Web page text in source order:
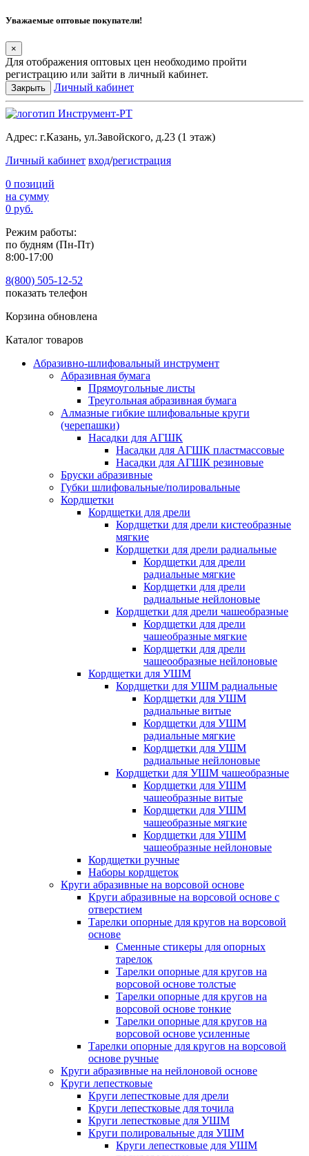
Уважаемые оптовые покупатели!
×
Для отображения оптовых цен необходимо пройти
регистрацию или зайти в личный кабинет.
Закрыть Личный кабинет
Адрес: г.Казань, ул.Завойского, д.23 (1 этаж)
Личный кабинет вход/регистрация
0 позиций
на сумму
0 руб.
Режим работы:
по будням (Пн-Пт)
8:00-17:00
8(800) 505-12-52
показать телефон
Корзина обновлена
Каталог товаров
Абразивно-шлифовальный инструмент
Абразивная бумага
Прямоугольные листы
Треугольная абразивная бумага
Алмазные гибкие шлифовальные круги
(черепашки)
Насадки для АГШК
Насадки для АГШК пластмассовые
Насадки для АГШК резиновые
Бруски абразивные
Губки шлифовальные/полировальные
Кордщетки
Кордщетки для дрели
Кордщетки для дрели кистеобразные
мягкие
Кордщетки для дрели радиальные
Кордщетки для дрели
радиальные мягкие
Кордщетки для дрели
радиальные нейлоновые
Кордщетки для дрели чашеобразные
Кордщетки для дрели
чашеобразные мягкие
Кордщетки для дрели
чашеообразные нейлоновые
Кордщетки для УШМ
Кордщетки для УШМ радиальные
Кордщетки для УШМ
радиальные витые
Кордщетки для УШМ
радиальные мягкие
Кордщетки для УШМ
радиальные нейлоновые
Кордщетки для УШМ чашеобразные
Кордщетки для УШМ
чашеобразные витые
Кордщетки для УШМ
чашеобразные мягкие
Кордщетки для УШМ
чашеобразные нейлоновые
Кордщетки ручные
Наборы кордщеток
Круги абразивные на ворсовой основе
Круги абразивные на ворсовой основе с
отверстием
Тарелки опорные для кругов на ворсовой
основе
Сменные стикеры для опорных
тарелок
Тарелки опорные для кругов на
ворсовой основе толстые
Тарелки опорные для кругов на
ворсовой основе тонкие
Тарелки опорные для кругов на
ворсовой основе усиленные
Тарелки опорные для кругов на ворсовой
основе ручные
Круги абразивные на нейлоновой основе
Круги лепестковые
Круги лепестковые для дрели
Круги лепестковые для точила
Круги лепестковые для УШМ
Круги полировальные для УШМ
Круги лепестковые для УШМ